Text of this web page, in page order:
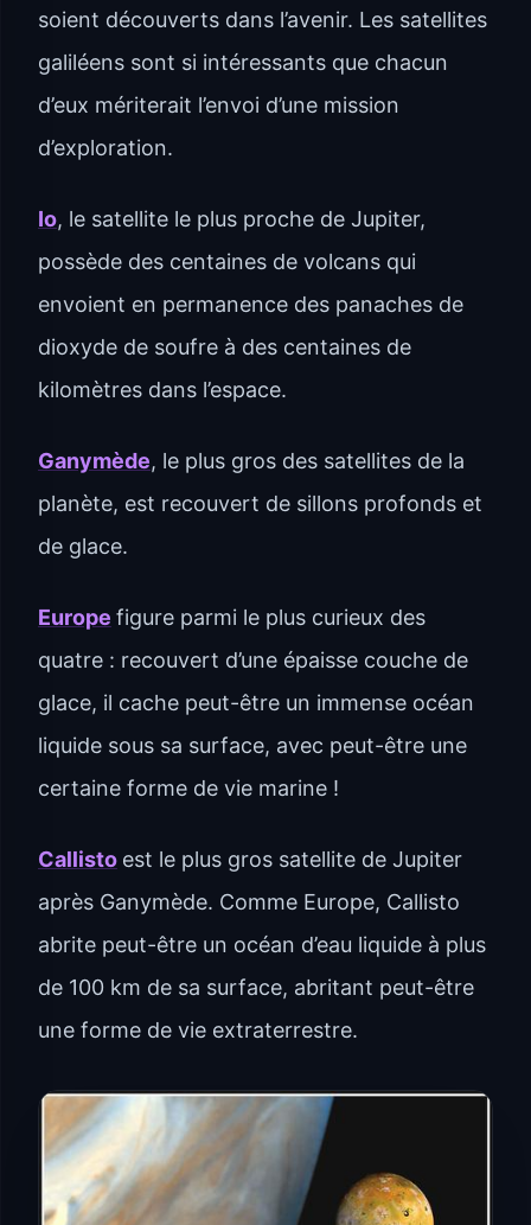
soient découverts dans l’avenir. Les satellites
galiléens sont si intéressants que chacun
d’eux mériterait l’envoi d’une mission
d’exploration.
Io, le satellite le plus proche de Jupiter,
possède des centaines de volcans qui
envoient en permanence des panaches de
dioxyde de soufre à des centaines de
kilomètres dans l’espace.
Ganymède, le plus gros des satellites de la
planète, est recouvert de sillons profonds et
de glace.
Europe figure parmi le plus curieux des
quatre : recouvert d’une épaisse couche de
glace, il cache peut-être un immense océan
liquide sous sa surface, avec peut-être une
certaine forme de vie marine !
Callisto est le plus gros satellite de Jupiter
après Ganymède. Comme Europe, Callisto
abrite peut-être un océan d’eau liquide à plus
de 100 km de sa surface, abritant peut-être
une forme de vie extraterrestre.